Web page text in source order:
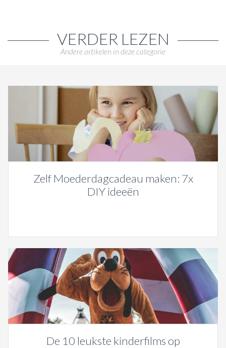
VERDER LEZEN
Andere artikelen in deze categorie
Zelf Moederdagcadeau maken: 7x
DIY ideeën
De 10 leukste kinderfilms op